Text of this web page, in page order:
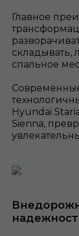
Главное
складывать,
спальное
Hyundai
Sienna,